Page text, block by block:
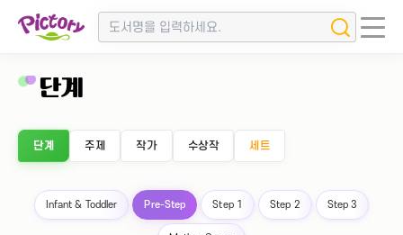
단계
단계 주제 작가 수상작 세트
Infant & Toddler Pre-Step Step 1 Step 2 Step 3